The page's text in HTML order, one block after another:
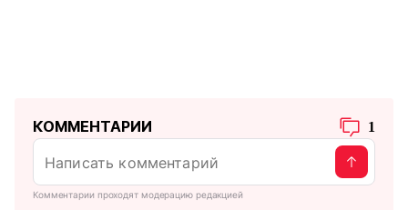
КОММЕНТАРИИ 1
Комментарии проходят модерацию редакцией